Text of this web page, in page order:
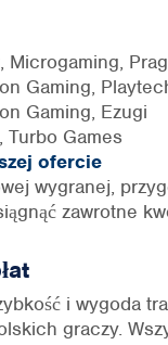
Microgaming,
Gaming,
Gaming, Ezugi
Turbo Games
ofercie
wygranej,
zawrotne
i wygoda
graczy.